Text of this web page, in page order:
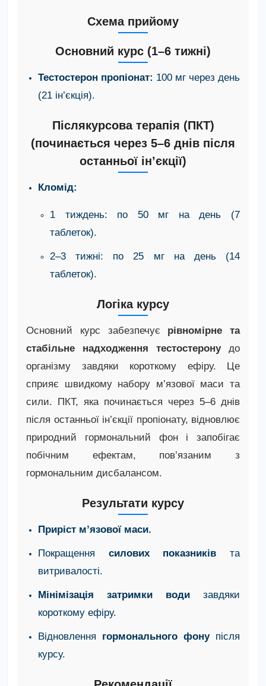
Схема прийому
Основний курс (1–6 тижні)
Тестостерон пропіонат: 100 мг через день
(21 ін’єкція).
Післякурсова терапія (ПКТ)
(починається через 5–6 днів після
останньої ін’єкції)
Кломід:
1 тиждень: по 50 мг на день (7
таблеток).
2–3 тижні: по 25 мг на день (14
таблеток).
Логіка курсу
Основний курс забезпечує рівномірне та
стабільне надходження тестостерону до
організму завдяки короткому ефіру. Це
сприяє швидкому набору м’язової маси та
сили. ПКТ, яка починається через 5–6 днів
після останньої ін’єкції пропіонату, відновлює
природний гормональний фон і запобігає
побічним ефектам, пов’язаним з
гормональним дисбалансом.
Результати курсу
Приріст м’язової маси.
Покращення силових показниківта
витривалості.
Мінімізація затримки води завдяки
короткому ефіру.
Відновлення гормонального фону після
курсу.